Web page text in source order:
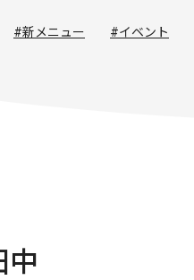
#新メニュー #イベント
中